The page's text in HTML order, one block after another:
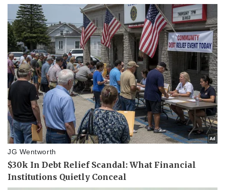
Pháp luật
Vụ án
Tin nóng
Tư vấn luật
Quân sự - Quốc phòng
Vũ khí
Việt Nam
Phân tích